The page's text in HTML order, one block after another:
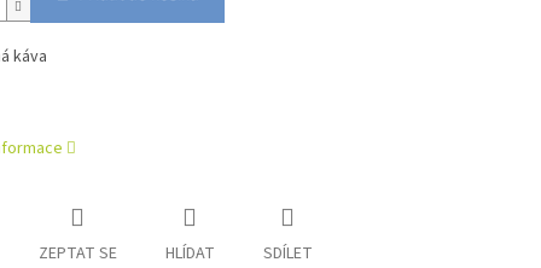
káva
ZEPTAT SE HLÍDAT SDÍLET